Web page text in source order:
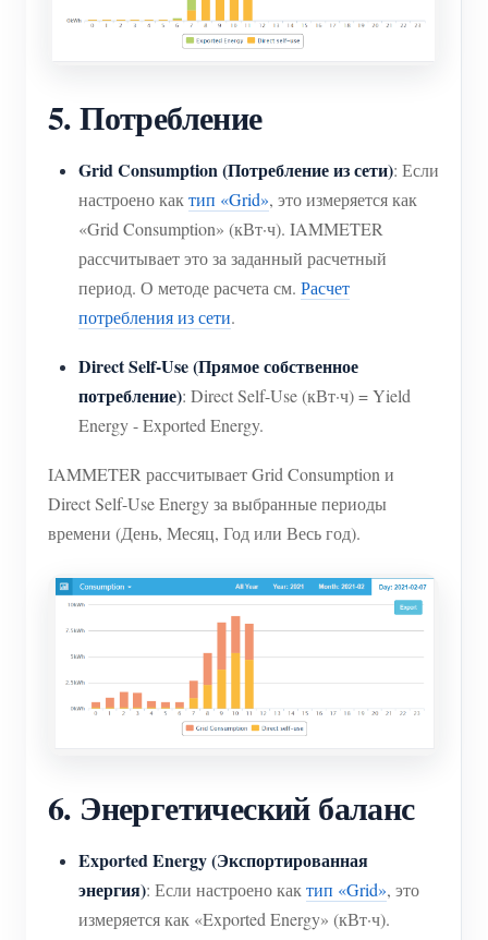
5. Потребление
Grid Consumption (Потребление из сети): Если
настроено как тип «Grid», это измеряется как
«Grid Consumption» (кВт·ч). IAMMETER
рассчитывает это за заданный расчетный
период. О методе расчета см. Расчет
потребления из сети.
Direct Self-Use (Прямое собственное
потребление): Direct Self-Use (кВт·ч) = Yield
Energy - Exported Energy.
IAMMETER рассчитывает Grid Consumption и
Direct Self-Use Energy за выбранные периоды
времени (День, Месяц, Год или Весь год).
6. Энергетический баланс
Exported Energy (Экспортированная
энергия): Если настроено как тип «Grid», это
измеряется как «Exported Energy» (кВт·ч).